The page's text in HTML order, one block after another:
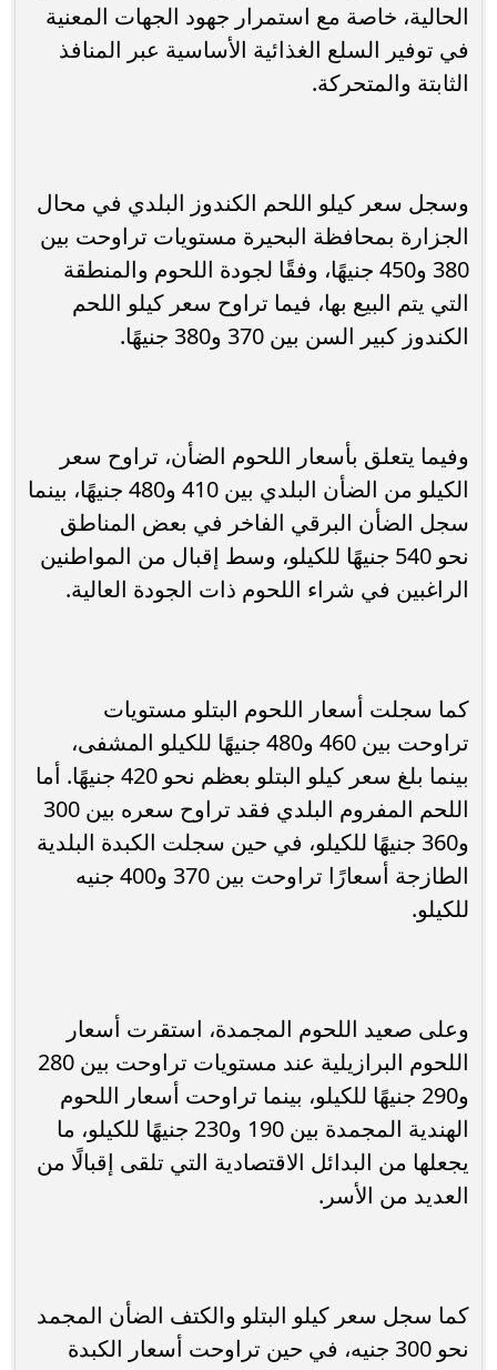
الحالية، خاصة مع استمرار جهود الجهات المعنية
في توفير السلع الغذائية الأساسية عبر المنافذ
الثابتة والمتحركة.
وسجل سعر كيلو اللحم الكندوز البلدي في محال
الجزارة بمحافظة البحيرة مستويات تراوحت بين
380 و450 جنيهًا، وفقًا لجودة اللحوم والمنطقة
التي يتم البيع بها، فيما تراوح سعر كيلو اللحم
الكندوز كبير السن بين 370 و380 جنيهًا.
وفيما يتعلق بأسعار اللحوم الضأن، تراوح سعر
الكيلو من الضأن البلدي بين 410 و480 جنيهًا، بينما
سجل الضأن البرقي الفاخر في بعض المناطق
نحو 540 جنيهًا للكيلو، وسط إقبال من المواطنين
الراغبين في شراء اللحوم ذات الجودة العالية.
كما سجلت أسعار اللحوم البتلو مستويات
تراوحت بين 460 و480 جنيهًا للكيلو المشفى،
بينما بلغ سعر كيلو البتلو بعظم نحو 420 جنيهًا. أما
اللحم المفروم البلدي فقد تراوح سعره بين 300
و360 جنيهًا للكيلو، في حين سجلت الكبدة البلدية
الطازجة أسعارًا تراوحت بين 370 و400 جنيه
للكيلو.
وعلى صعيد اللحوم المجمدة، استقرت أسعار
اللحوم البرازيلية عند مستويات تراوحت بين 280
و290 جنيهًا للكيلو، بينما تراوحت أسعار اللحوم
الهندية المجمدة بين 190 و230 جنيهًا للكيلو، ما
يجعلها من البدائل الاقتصادية التي تلقى إقبالًا من
العديد من الأسر.
كما سجل سعر كيلو البتلو والكتف الضأن المجمد
نحو 300 جنيه، في حين تراوحت أسعار الكبدة